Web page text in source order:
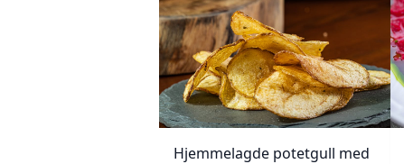
Hjemmelagde potetgull med